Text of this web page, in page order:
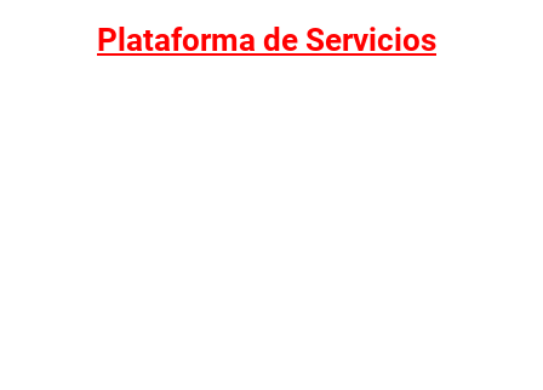
Plataforma de Servicios